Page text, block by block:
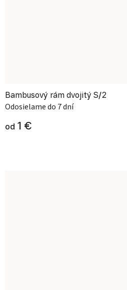
Bambusový rám dvojitý S/2
Odosielame do 7 dní
od 1 €